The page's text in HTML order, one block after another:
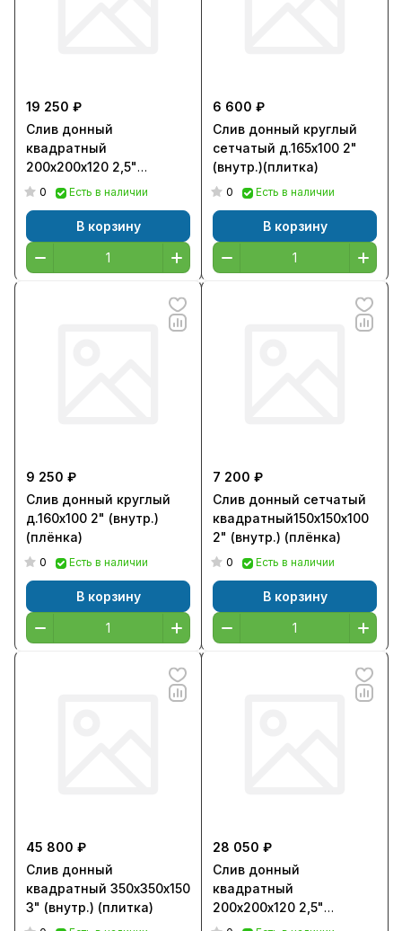
19 250 ₽
Слив донный
квадратный
200х200х120 2,5"
(внутр.) (пленка)
0 Есть в наличии
В корзину
6 600 ₽
Слив донный круглый
сетчатый д.165х100 2"
(внутр.)(плитка)
0 Есть в наличии
В корзину
9 250 ₽
Слив донный круглый
д.160х100 2" (внутр.)
(плёнка)
0 Есть в наличии
В корзину
7 200 ₽
Слив донный сетчатый
квадратный150х150х100
2" (внутр.) (плёнка)
0 Есть в наличии
В корзину
45 800 ₽
Слив донный
квадратный 350х350х150
3" (внутр.) (плитка)
28 050 ₽
Слив донный
квадратный
200х200х120 2,5"
(внутр.) (пленка) AISI-